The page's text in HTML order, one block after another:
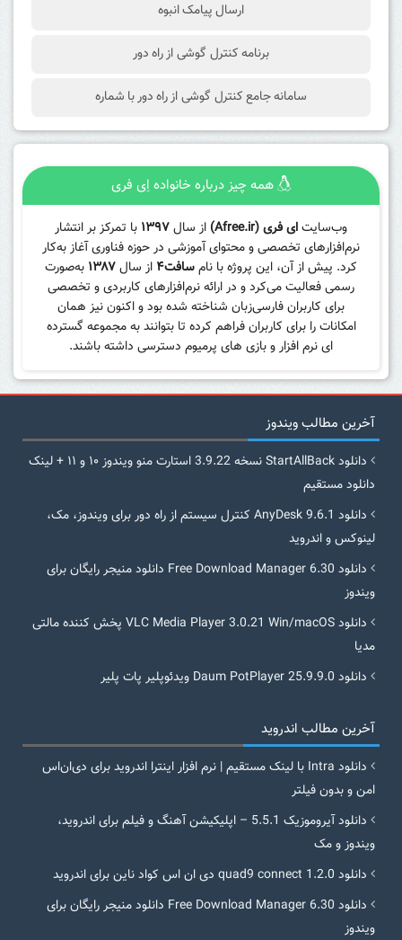
ارسال پیامک انبوه
برنامه کنترل گوشی از راه دور
سامانه جامع کنترل گوشی از راه دور با شماره
همه چیز درباره خانواده اِی فری
وب‌سایتای فری (Afree.ir) از سال۱۳۹۷ با تمرکز بر انتشار
نرم‌افزارهای تخصصی و محتوای آموزشی در حوزه فناوری آغاز به‌کار
کرد. پیش از آن، این پروژه با نامسافت۴ از سال۱۳۸۷ به‌صورت
رسمی فعالیت می‌کرد و در ارائه نرم‌افزارهای کاربردی و تخصصی
برای کاربران فارسی‌زبان شناخته شده بود و اکنون نیز همان
امکانات را برای کاربران فراهم کرده تا بتوانند به مجموعه گسترده
ای نرم افزار و بازی های پرمیوم دسترسی داشته باشند.
آخرین مطالب ویندوز
دانلود StartAllBack نسخه 3.9.22 استارت منو ویندوز ۱۰ و ۱۱ + لینک
دانلود مستقیم
دانلود AnyDesk 9.6.1 کنترل سیستم از راه دور برای ویندوز، مک،
لینوکس و اندروید
دانلود Free Download Manager 6.30 دانلود منیجر رایگان برای
ویندوز
دانلود VLC Media Player 3.0.21 Win/macOS پخش کننده مالتی
مدیا
دانلود Daum PotPlayer 25.9.9.0 ویدئوپلیر پات پلیر
آخرین مطالب اندروید
دانلود Intra با لینک مستقیم | نرم افزار اینترا اندروید برای دی‌ان‌اس
امن و بدون فیلتر
دانلود آیروموزیک 5.5.1 – اپلیکیشن آهنگ و فیلم برای اندروید،
ویندوز و مک
دانلود quad9 connect 1.2.0 دی ان اس کواد ناین برای اندروید
دانلود Free Download Manager 6.30 دانلود منیجر رایگان برای
ویندوز